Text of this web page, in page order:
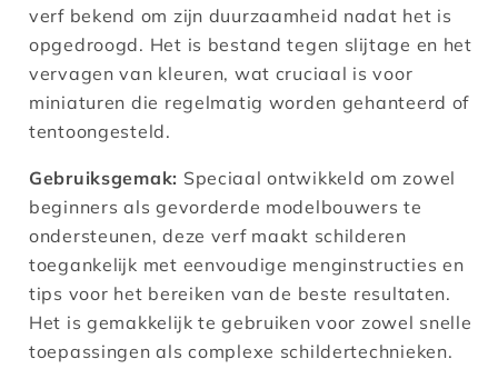
verf bekend om zijn duurzaamheid nadat het is
opgedroogd. Het is bestand tegen slijtage en het
vervagen van kleuren, wat cruciaal is voor
miniaturen die regelmatig worden gehanteerd of
tentoongesteld​​.
Gebruiksgemak: Speciaal ontwikkeld om zowel
beginners als gevorderde modelbouwers te
ondersteunen, deze verf maakt schilderen
toegankelijk met eenvoudige menginstructies en
tips voor het bereiken van de beste resultaten.
Het is gemakkelijk te gebruiken voor zowel snelle
toepassingen als complexe schildertechnieken​.